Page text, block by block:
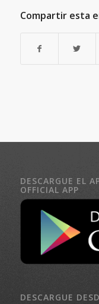
Compartir esta
DESCARGUE EL
OFFICIAL APP
DESCARGUE